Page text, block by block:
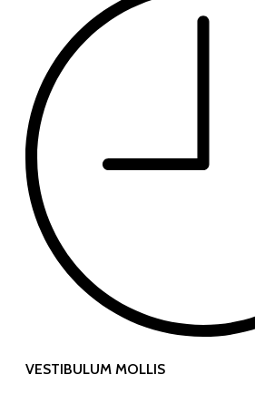
VESTIBULUM MOLLIS